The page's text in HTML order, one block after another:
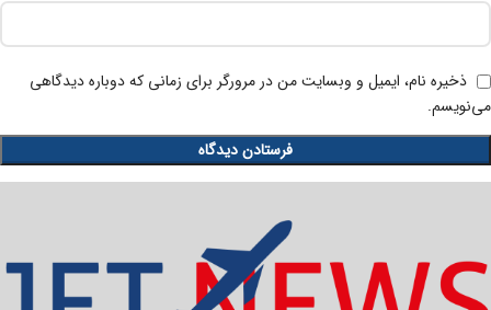
ذخیره نام، ایمیل و وبسایت من در مرورگر برای زمانی که دوباره دیدگاهی
می‌نویسم.